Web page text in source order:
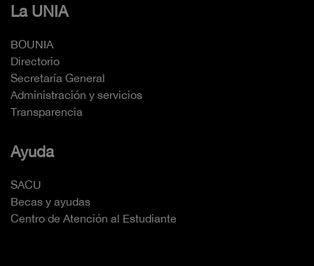
La UNIA
BOUNIA
Directorio
Secretaría General
Administración y servicios
Transparencia
Ayuda
SACU
Becas y ayudas
Centro de Atención al Estudiante